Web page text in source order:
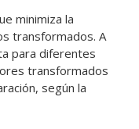
minimiza la
transformados. A
para diferentes
transformados
según la